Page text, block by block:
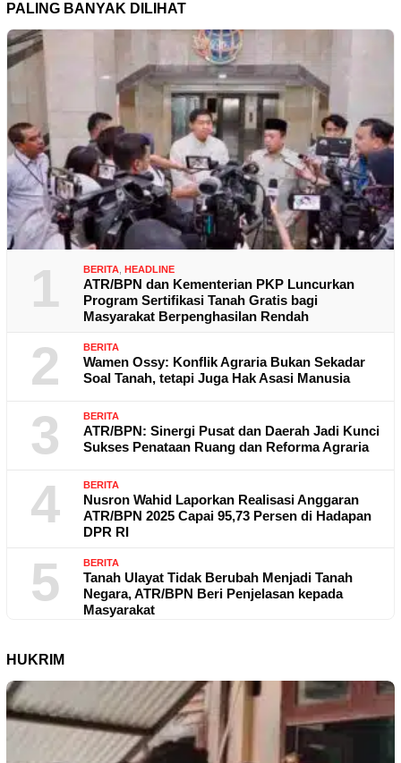
PALING BANYAK DILIHAT
1 BERITA HEADLINE
ATR/BPN dan Kementerian PKP Luncurkan
Program Sertifikasi Tanah Gratis bagi
Masyarakat Berpenghasilan Rendah
2 BERITA
Wamen Ossy: Konflik Agraria Bukan Sekadar
Soal Tanah, tetapi Juga Hak Asasi Manusia
3 BERITA
ATR/BPN: Sinergi Pusat dan Daerah Jadi Kunci
Sukses Penataan Ruang dan Reforma Agraria
4 BERITA
Nusron Wahid Laporkan Realisasi Anggaran
ATR/BPN 2025 Capai 95,73 Persen di Hadapan
DPR RI
5 BERITA
Tanah Ulayat Tidak Berubah Menjadi Tanah
Negara, ATR/BPN Beri Penjelasan kepada
Masyarakat
HUKRIM